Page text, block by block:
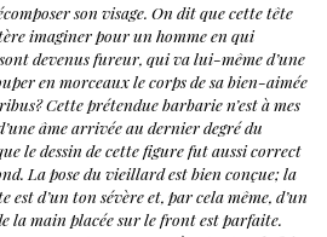
son visage. On dit que cette tête
imaginer pour un homme en qui
devenus fureur, qui va lui-même d’une
en morceaux le corps de sa bien-aimée
Cette prétendue barbarie n’est à mes
âme arrivée au dernier degré du
le dessin de cette figure fut aussi correct
La pose du vieillard est bien conçue; la
d’un ton sévère et, par cela même, d’un
la main placée sur le front est parfaite.